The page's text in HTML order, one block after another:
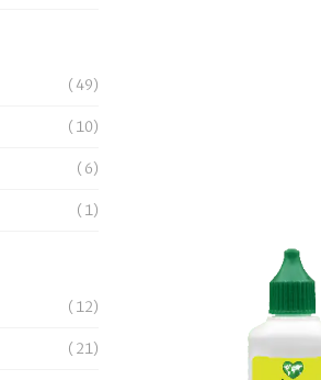
49
10
6
1
12
21